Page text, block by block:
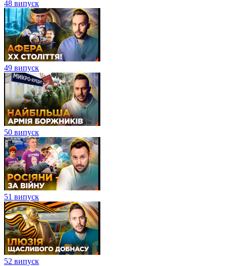
48 випуск
49 випуск
50 випуск
51 випуск
52 випуск